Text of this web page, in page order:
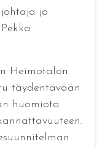
ja
Heimotalon
täydentävään
huomiota